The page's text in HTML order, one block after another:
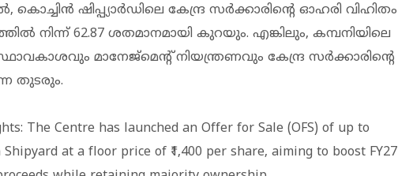
കൊച്ചിൻ ഷിപ്പ്യാര്‍ഡിലെ കേന്ദ്ര സര്‍ക്കാരിന്റെ ഓഹരി വിഹിതം
നിന്ന് 62.87 ശതമാനമായി കുറയും. എങ്കിലും, കമ്പനിയിലെ
മാനേജ്‌മെന്റ് നിയന്ത്രണവും കേന്ദ്ര സര്‍ക്കാരിന്റെ
തുടരും.
The Centre has launched an Offer for Sale (OFS) of up to
Shipyard at a floor price of ₹1,400 per share, aiming to boost FY27